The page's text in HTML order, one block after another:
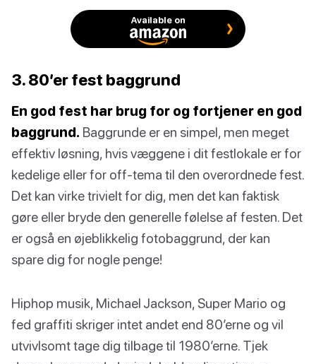
Available on
3. 80’er fest baggrund
En god fest har brug for og fortjener en god
baggrund. Baggrunde er en simpel, men meget
effektiv løsning, hvis væggene i dit festlokale er for
kedelige eller for off-tema til den overordnede fest.
Det kan virke trivielt for dig, men det kan faktisk
gøre eller bryde den generelle følelse af festen. Det
er også en øjeblikkelig fotobaggrund, der kan
spare dig for nogle penge!
Hiphop musik, Michael Jackson, Super Mario og
fed graffiti skriger intet andet end 80’erne og vil
utvivlsomt tage dig tilbage til 1980’erne. Tjek